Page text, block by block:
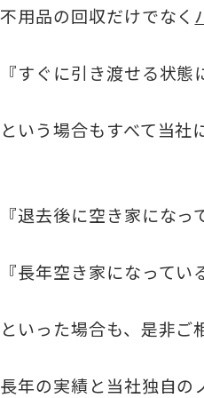
不用品の回収だけでなく
『すぐに引き渡せる状態
という場合もすべて当社
『退去後に空き家にな
『長年空き家になってい
といった場合も、是非ご
長年の実績と当社独自の